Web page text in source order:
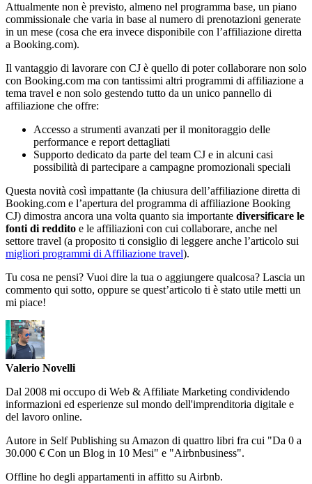
Attualmente non è previsto, almeno nel programma base, un piano
commissionale che varia in base al numero di prenotazioni generate
in un mese (cosa che era invece disponibile con l’affiliazione diretta
a Booking.com).
Il vantaggio di lavorare con CJ è quello di poter collaborare non solo
con Booking.com ma con tantissimi altri programmi di affiliazione a
tema travel e non solo gestendo tutto da un unico pannello di
affiliazione che offre:
Accesso a strumenti avanzati per il monitoraggio delle
performance e report dettagliati
Supporto dedicato da parte del team CJ e in alcuni casi
possibilità di partecipare a campagne promozionali speciali
Questa novità così impattante (la chiusura dell’affiliazione diretta di
Booking.com e l’apertura del programma di affiliazione Booking
CJ) dimostra ancora una volta quanto sia importante diversificare le
fonti di reddito e le affiliazioni con cui collaborare, anche nel
settore travel (a proposito ti consiglio di leggere anche l’articolo sui
migliori programmi di Affiliazione travel).
Tu cosa ne pensi? Vuoi dire la tua o aggiungere qualcosa? Lascia un
commento qui sotto, oppure se quest’articolo ti è stato utile metti un
mi piace!
Valerio Novelli
Dal 2008 mi occupo di Web & Affiliate Marketing condividendo
informazioni ed esperienze sul mondo dell'imprenditoria digitale e
del lavoro online.
Autore in Self Publishing su Amazon di quattro libri fra cui "Da 0 a
30.000 € Con un Blog in 10 Mesi" e "Airbnbusiness".
Offline ho degli appartamenti in affitto su Airbnb.